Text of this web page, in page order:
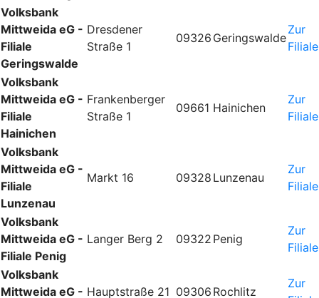
Volksbank
Mittweida eG -
Filiale
Geringswalde
Dresdener
Straße 1
09326 Geringswalde
Zur
Filiale
Volksbank
Mittweida eG -
Filiale
Hainichen
Frankenberger
Straße 1
09661 Hainichen
Zur
Filiale
Volksbank
Mittweida eG -
Filiale
Lunzenau
Markt 16 09328 Lunzenau
Zur
Filiale
Volksbank
Mittweida eG -
Filiale Penig
Langer Berg 2 09322 Penig
Zur
Filiale
Volksbank
Mittweida eG - Hauptstraße 21 09306 Rochlitz
Zur